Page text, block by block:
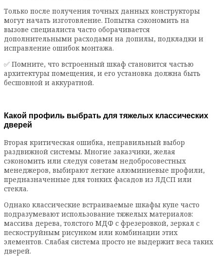
Только после получения точных данных конструкторы
могут начать изготовление. Попытка сэкономить на
вызове специалиста часто оборачивается
дополнительными расходами на допилы, подкладки и
исправление ошибок монтажа.
✅ Помните, что встроенный шкаф становится частью
архитектуры помещения, и его установка должна быть
бесшовной и аккуратной.
Какой профиль выбрать для тяжелых классических
дверей
Вторая критическая ошибка, неправильный выбор
раздвижной системы. Многие заказчики, желая
сэкономить или следуя советам недобросовестных
менеджеров, выбирают легкие алюминиевые профили,
предназначенные для тонких фасадов из ЛДСП или
стекла.
Однако классические встраиваемые шкафы купе часто
подразумевают использование тяжелых материалов:
массива дерева, толстого МДФ с фрезеровкой, зеркал с
пескоструйным рисунком или комбинации этих
элементов. Слабая система просто не выдержит веса таких
дверей.